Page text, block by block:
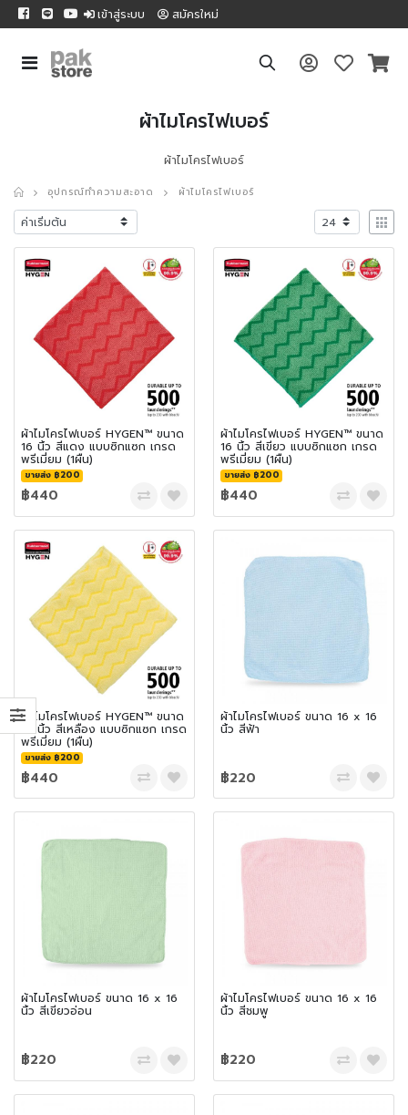
เข้าสู่ระบบ สมัครใหม่
ผ้าไมโครไฟเบอร์
ผ้าไมโครไฟเบอร์
อุปกรณ์ทำความสะอาด ผ้าไมโครไฟเบอร์
ผ้าไมโครไฟเบอร์ HYGEN™ ขนาด
16 นิ้ว สีแดง แบบซิกแซก เกรด
พรีเมี่ยม (1ผืน)
ขายส่ง ฿200
฿440
ผ้าไมโครไฟเบอร์ HYGEN™ ขนาด
16 นิ้ว สีเขียว แบบซิกแซก เกรด
พรีเมี่ยม (1ผืน)
ขายส่ง ฿200
฿440
ผ้าไมโครไฟเบอร์ HYGEN™ ขนาด
16 นิ้ว สีเหลือง แบบซิกแซก เกรด
พรีเมี่ยม (1ผืน)
ขายส่ง ฿200
฿440
ผ้าไมโครไฟเบอร์ ขนาด 16 x 16
นิ้ว สีฟ้า
฿220
ผ้าไมโครไฟเบอร์ ขนาด 16 x 16
นิ้ว สีเขียวอ่อน
฿220
ผ้าไมโครไฟเบอร์ ขนาด 16 x 16
นิ้ว สีชมพู
฿220